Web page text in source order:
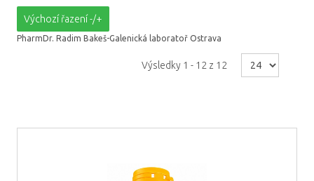
Výchozí řazení -/+
PharmDr. Radim Bakeš-Galenická laboratoř Ostrava
Výsledky 1 - 12 z 12